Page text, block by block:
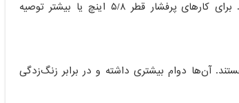
قطر شیلنگ تأثیر زیادی بر میزان جریان آب دارد. برای کارهای پر‌فشار قطر ۵/۸ اینچ یا بیشتر توصیه
آن‌ها دوام بیشتری داشته و در برابر زنگ‌زدگی